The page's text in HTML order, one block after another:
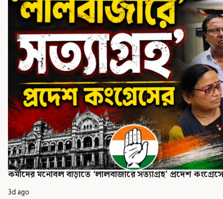
কর্মীদের মনোবল বাড়াতে ‘লালবাজারে সত্যাগ্রহ’ প্রদেশ
3d ago